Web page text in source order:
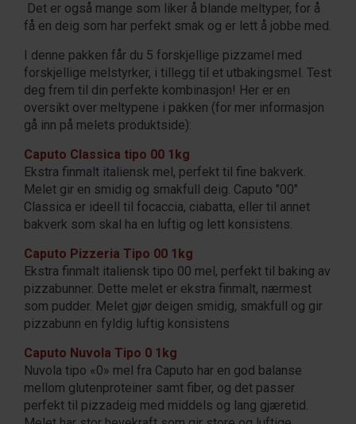
Det er også mange som liker å blande meltyper, for å
få en deig som har perfekt smak og er lett å jobbe med.
I denne pakken får du 5 forskjellige pizzamel med
forskjellige melstyrker, i tillegg til et utbakingsmel. Test
deg frem til din perfekte kombinasjon! Her er en
oversikt over meltypene i pakken (for mer informasjon
gå inn på melets produktside):
Caputo Classica tipo 00 1kg
Ekstra finmalt italiensk mel, perfekt til fine bakverk.
Melet gir en smidig og smakfull deig. Caputo "00"
Classica er ideell til focaccia, ciabatta, eller til annet
bakverk som skal ha en luftig og lett konsistens.
Caputo Pizzeria Tipo 00 1kg
Ekstra finmalt italiensk tipo 00 mel, perfekt til baking av
pizzabunner. Dette melet er ekstra finmalt, nærmest
som pudder. Melet gjør deigen smidig, smakfull og gir
pizzabunn en fyldig luftig konsistens
Caputo Nuvola Tipo 0 1kg
Nuvola tipo «0» mel fra Caputo har en god balanse
mellom glutenproteiner samt fiber, og det passer
perfekt til pizzadeig med middels og lang gjæretid.